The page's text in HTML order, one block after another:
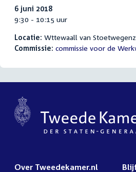
6 juni 2018
9:30 - 10:15 uur
Locatie: Wttewaall van
Commissie: commissie voor de
Over Tweedekamer.nl